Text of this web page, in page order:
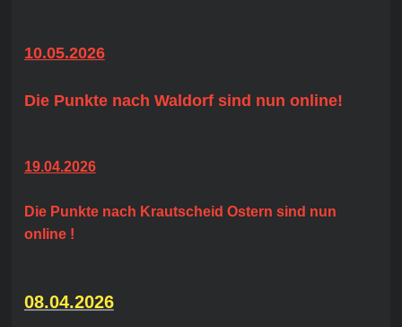
10.05.2026
Die Punkte nach Waldorf sind nun online!
19.04.2026
Die Punkte nach Krautscheid Ostern sind nun
online !
08.04.2026